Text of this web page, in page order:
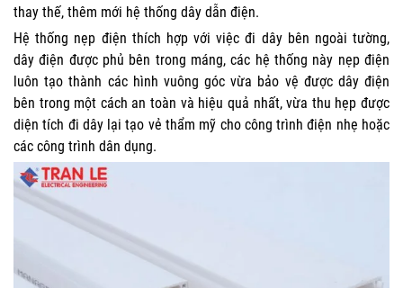
thay thế, thêm mới hệ thống dây dẫn điện.
Hệ thống nẹp điện thích hợp với việc đi dây bên ngoài tường,
dây điện được phủ bên trong máng, các hệ thống này nẹp điện
luôn tạo thành các hình vuông góc vừa bảo vệ được dây điện
bên trong một cách an toàn và hiệu quả nhất, vừa thu hẹp được
diện tích đi dây lại tạo vẻ thẩm mỹ cho công trình điện nhẹ hoặc
các công trình dân dụng.